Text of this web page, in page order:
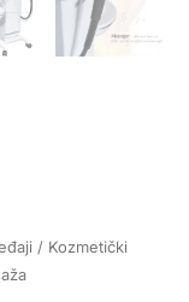
/ Kozmetički